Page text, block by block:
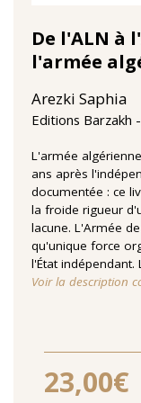
De l'ALN à
l'armée
Arezki Saphia
Editions Barzakh
L'armée
ans après
documentée : ce
la froide rigueur
lacune. L'Armée
qu'unique force
l'État indépendant.
Voir la description
23,00€